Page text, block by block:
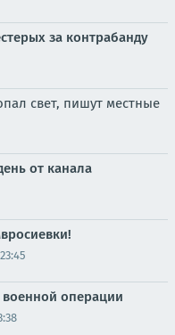
за контрабанду
свет, пишут местные
от канала
операции